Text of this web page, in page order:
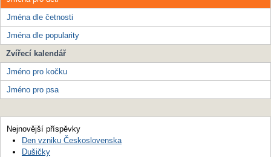
Jména dle četnosti
Jména dle popularity
Zvířecí kalendář
Jméno pro kočku
Jméno pro psa
Nejnovější příspěvky
Den vzniku Československa
Dušičky